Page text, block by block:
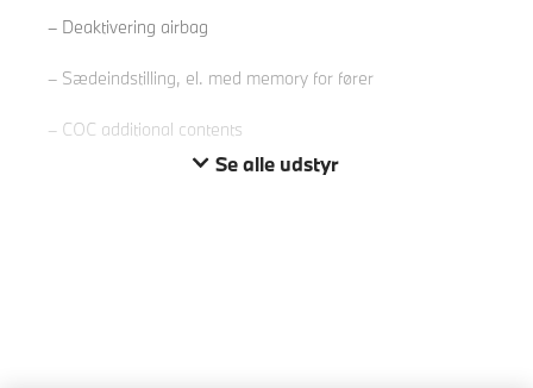
Deaktivering airbag
Sædeindstilling, el. med memory for fører
COC additional contents
Se alle udstyr